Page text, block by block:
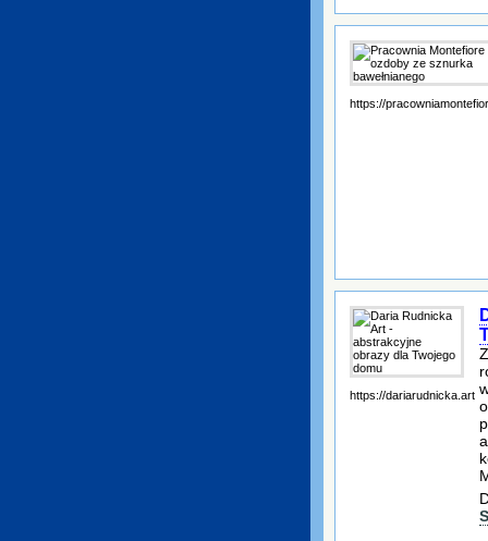
https://
https://dariarudnicka.art